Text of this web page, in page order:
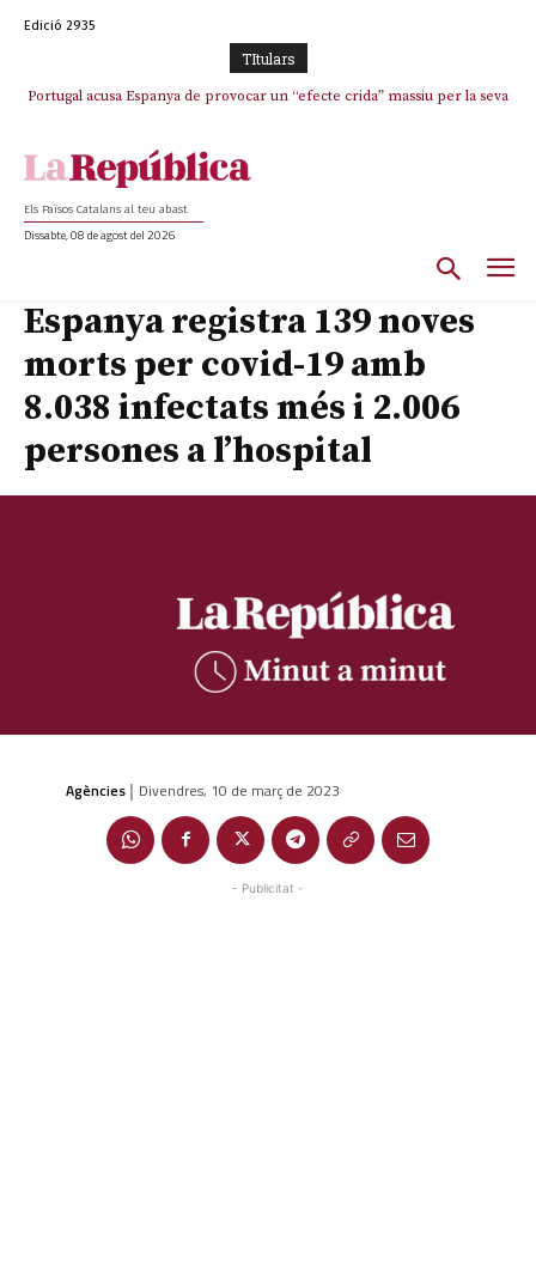
Edició 2935
TItulars
Portugal acusa Espanya de provocar un “efecte crida” massiu per la seva
El col·lapse de l’operació de Marc Puigtió a Girona: desbandada de
Els Països Catalans al teu abast
Dissabte, 08 de agost del 2026
Espanya registra 139 noves
morts per covid-19 amb
8.038 infectats més i 2.006
persones a l’hospital
Agències | Divendres, 10 de març de 2023
- Publicitat -